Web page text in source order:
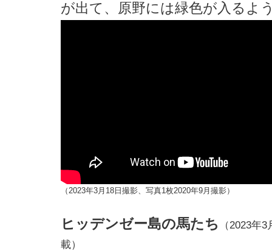
が出て、原野には緑色が入るよ
（2023年3月18日撮影、写真1枚2020年9月撮影）
ヒッデンゼー島の馬たち
（2023年
載）